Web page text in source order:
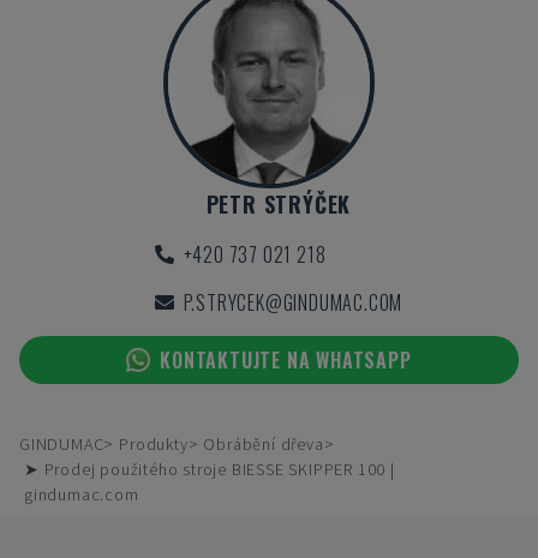
PETR STRÝČEK
+420 737 021 218
P.STRYCEK@GINDUMAC.COM
KONTAKTUJTE NA WHATSAPP
GINDUMAC Produkty
Obrábění dřeva
➤ Prodej použitého stroje BIESSE SKIPPER 100 |
gindumac.com